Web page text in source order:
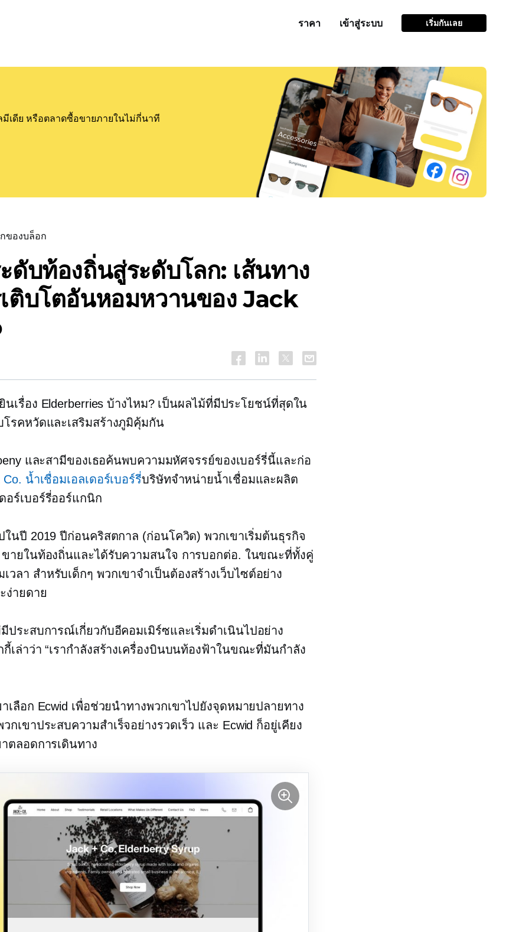
ราคา เข้าสู่ระบบ เริ่มกันเลย
เดีย หรือตลาดซื้อขายภายในไม่กี่นาที
ของบล็อก
ดับท้องถิ่นสู่ระดับโลก: เส้นทาง
ติบโตอันหอมหวานของ Jack
เรื่อง Elderberries บ้างไหม? เป็นผลไม้ที่มีประโยชน์ที่สุดใน
โรคหวัดและเสริมสร้างภูมิคุ้มกัน
และสามีของเธอค้นพบความมหัศจรรย์ของเบอร์รี่นี้และก่อ
Co. น้ำเชื่อมเอลเดอร์เบอร์รี่บริษัทจำหน่ายน้ำเชื่อมและผลิต
อร์เบอร์รี่ออร์แกนิก
ในปี 2019 ปีก่อนคริสตกาล (ก่อนโควิด) พวกเขาเริ่มต้นธุรกิจ
ายในท้องถิ่นและได้รับความสนใจ การบอกต่อ. ในขณะที่ทั้งคู่
เวลา สำหรับเด็กๆ พวกเขาจำเป็นต้องสร้างเว็บไซต์อย่าง
ง่ายดาย
ประสบการณ์เกี่ยวกับอีคอมเมิร์ซและเริ่มดำเนินไปอย่าง
กี้เล่าว่า “เรากำลังสร้างเครื่องบินบนท้องฟ้าในขณะที่มันกำลัง
เลือก Ecwid เพื่อช่วยนำทางพวกเขาไปยังจุดหมายปลายทาง
กเขาประสบความสำเร็จอย่างรวดเร็ว และ Ecwid ก็อยู่เคียง
ตลอดการเดินทาง